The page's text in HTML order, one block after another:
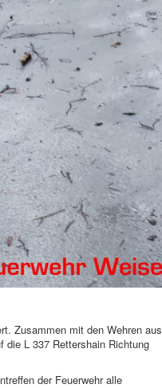
Zusammen mit den Wehren aus
die L 337 Rettershain Richtung
der Feuerwehr alle